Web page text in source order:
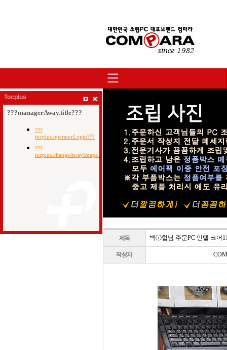
백ⓘ협님 주문PC 인텔 코어
Tocplus